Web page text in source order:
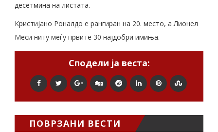
десетмина на листата.
Кристијано Роналдо е рангиран на 20. место, а Лионел
Меси ниту меѓу првите 30 најдобри имиња.
Сподели ја веста:
ПОВРЗАНИ ВЕСТИ